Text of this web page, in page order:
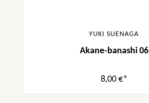
YUKI SUENAGA
Akane-banashi 06
8,00 €*